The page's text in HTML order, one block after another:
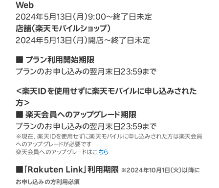
Web
2024年5月13日（月）9:00～終了日未定
店舗（楽天モバイルショップ）
2024年5月13日（月）開店～終了日未定
■ プラン利用開始期限
プランのお申し込みの翌月末日23:59まで
＜楽天IDを使用せずに楽天モバイルに申し込みされた
方＞
■ 楽天会員へのアップグレード期限
プランのお申し込みの翌月末日23:59まで
※現在、楽天IDを使用せずに楽天モバイルに申し込みされた方は楽天会員
へのアップグレードが必要です
楽天会員へのアップグレードはこちら
■「Rakuten Link」利用期限 ※2024年10月1日（火）以降に
お申し込みの方利用必須